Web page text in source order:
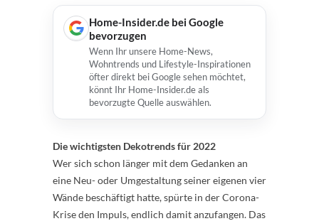
Home-Insider.de bei Google
bevorzugen
Wenn Ihr unsere Home-News,
Wohntrends und Lifestyle-Inspirationen
öfter direkt bei Google sehen möchtet,
könnt Ihr Home-Insider.de als
bevorzugte Quelle auswählen.
Die wichtigsten Dekotrends für 2022
Wer sich schon länger mit dem Gedanken an
eine Neu- oder Umgestaltung seiner eigenen vier
Wände beschäftigt hatte, spürte in der Corona-
Krise den Impuls, endlich damit anzufangen. Das